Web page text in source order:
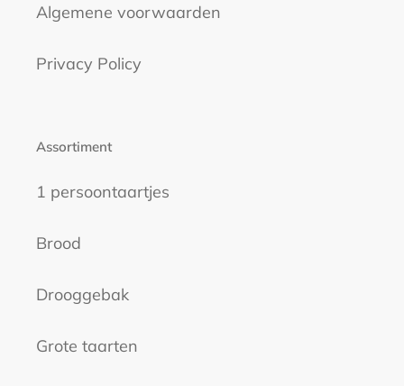
Algemene voorwaarden
Privacy Policy
Assortiment
1 persoontaartjes
Brood
Drooggebak
Grote taarten